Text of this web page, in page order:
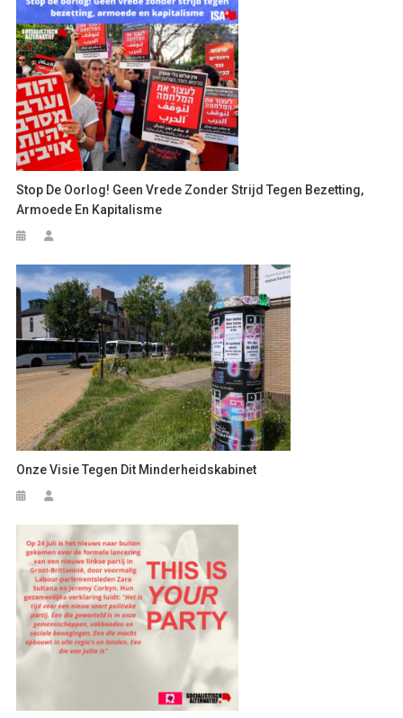
Stop De Oorlog! Geen Vrede Zonder Strijd Tegen Bezetting,
Armoede En Kapitalisme
Onze Visie Tegen Dit Minderheidskabinet